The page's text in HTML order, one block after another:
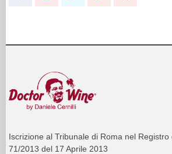
Iscrizione al Tribunale di Roma nel Registro
71/2013 del 17 Aprile 2013